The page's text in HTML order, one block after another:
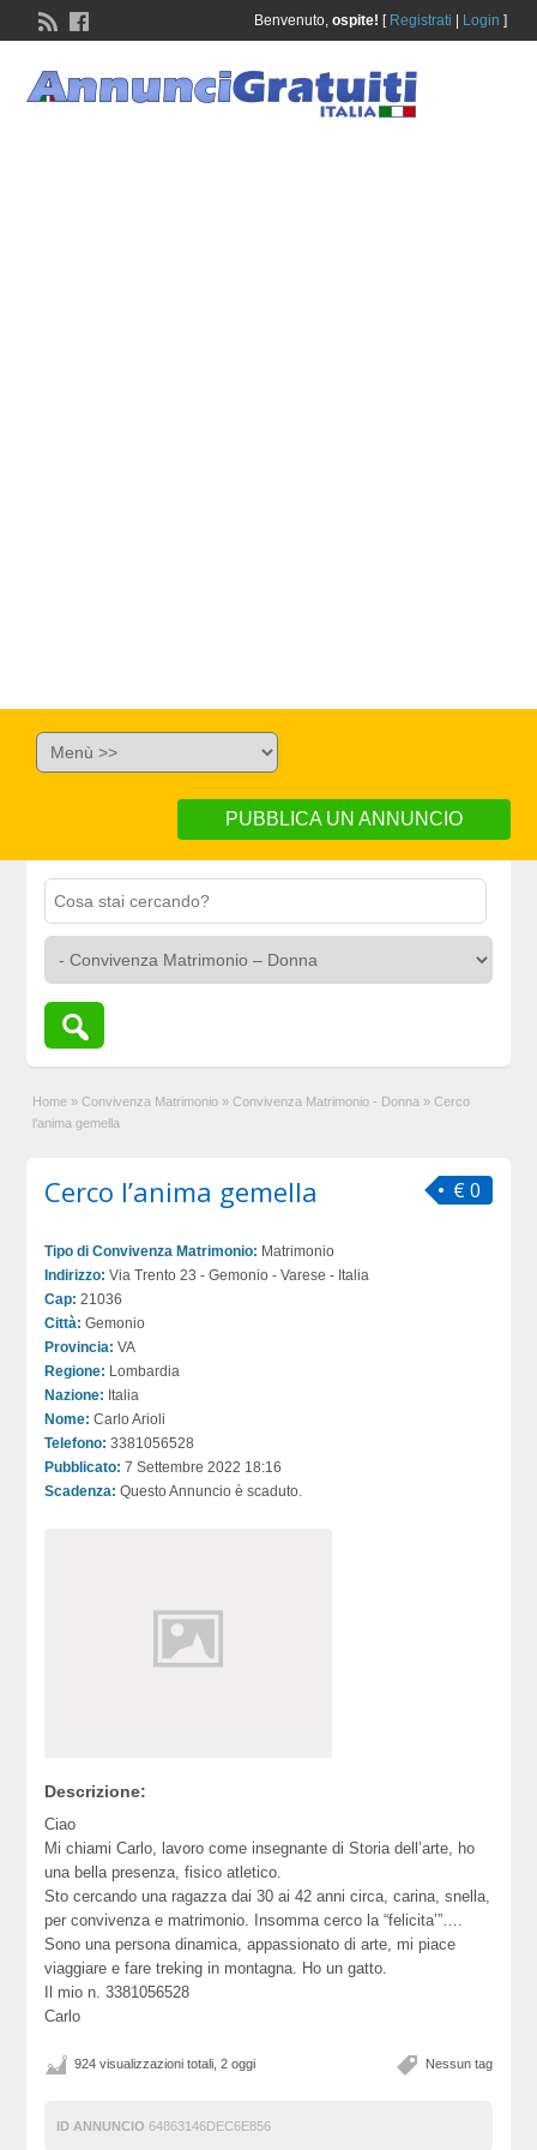
Benvenuto, ospite! [ Registrati Login ]
PUBBLICA UN ANNUNCIO
Home » Convivenza Matrimonio » Convivenza Matrimonio - Donna » Cerco
l’anima gemella
€ 0
Cerco l’anima gemella
Tipo di Convivenza Matrimonio: Matrimonio
Indirizzo: Via Trento 23 - Gemonio - Varese - Italia
Cap: 21036
Città: Gemonio
Provincia: VA
Regione: Lombardia
Nazione: Italia
Nome: Carlo Arioli
Telefono: 3381056528
Pubblicato: 7 Settembre 2022 18:16
Scadenza: Questo Annuncio è scaduto.
Descrizione:
Ciao
Mi chiami Carlo, lavoro come insegnante di Storia dell’arte, ho
una bella presenza, fisico atletico.
Sto cercando una ragazza dai 30 ai 42 anni circa, carina, snella,
per convivenza e matrimonio. Insomma cerco la “felicita’”….
Sono una persona dinamica, appassionato di arte, mi piace
viaggiare e fare treking in montagna. Ho un gatto.
Il mio n. 3381056528
Carlo
Nessun tag
924 visualizzazioni totali, 2 oggi
ID ANNUNCIO 64863146DEC6E856